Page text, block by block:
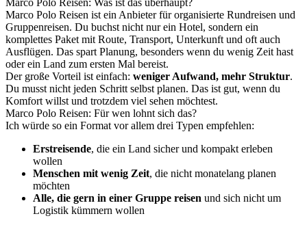
Marco Polo Reisen: Was ist das überhaupt?
Marco Polo Reisen ist ein Anbieter für organisierte Rundreisen und
Gruppenreisen. Du buchst nicht nur ein Hotel, sondern ein
komplettes Paket mit Route, Transport, Unterkunft und oft auch
Ausflügen. Das spart Planung, besonders wenn du wenig Zeit hast
oder ein Land zum ersten Mal bereist.
Der große Vorteil ist einfach: weniger Aufwand, mehr Struktur.
Du musst nicht jeden Schritt selbst planen. Das ist gut, wenn du
Komfort willst und trotzdem viel sehen möchtest.
Marco Polo Reisen: Für wen lohnt sich das?
Ich würde so ein Format vor allem drei Typen empfehlen:
Erstreisende, die ein Land sicher und kompakt erleben
wollen
Menschen mit wenig Zeit, die nicht monatelang planen
möchten
Alle, die gern in einer Gruppe reisen und sich nicht um
Logistik kümmern wollen